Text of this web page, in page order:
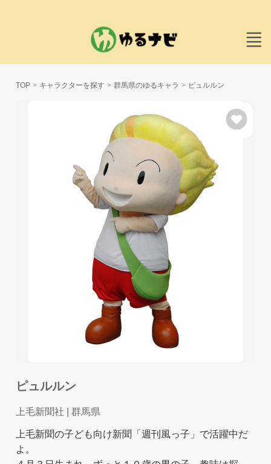
TOP キャラクターを探す 群馬県のゆるキャラ ピュルルン
ピュルルン
上毛新聞社 | 群馬県
上毛新聞の子ども向け新聞「週刊風っ子」で活躍中だ
よ。